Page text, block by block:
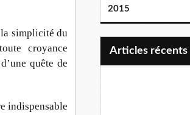
simplicité du
croyance
quête de
indispensable
2015
articles récents